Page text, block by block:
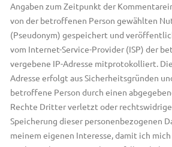
Angaben zum Zeitpunkt der
von der betroffenen Person gewählten
(Pseudonym) gespeichert und
vom Internet-Service-Provider (ISP) der
vergebene IP-Adresse mitprotokolliert.
Adresse erfolgt aus Sicherheitsgründen
betroffene Person durch einen
Rechte Dritter verletzt oder
Speicherung dieser personenbezogenen
meinem eigenen Interesse, damit ich